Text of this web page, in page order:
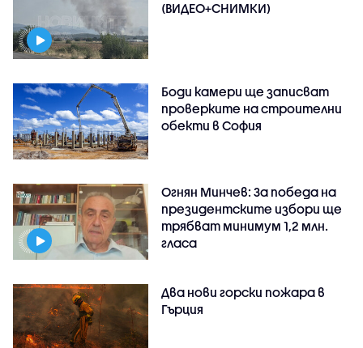
(ВИДЕО+СНИМКИ)
Боди камери ще записват
проверките на строителни
обекти в София
Огнян Минчев: За победа на
президентските избори ще
трябват минимум 1,2 млн.
гласа
Два нови горски пожара в
Гърция